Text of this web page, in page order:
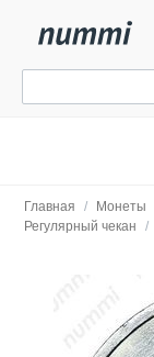
Главная / Монеты
Регулярный чекан
/